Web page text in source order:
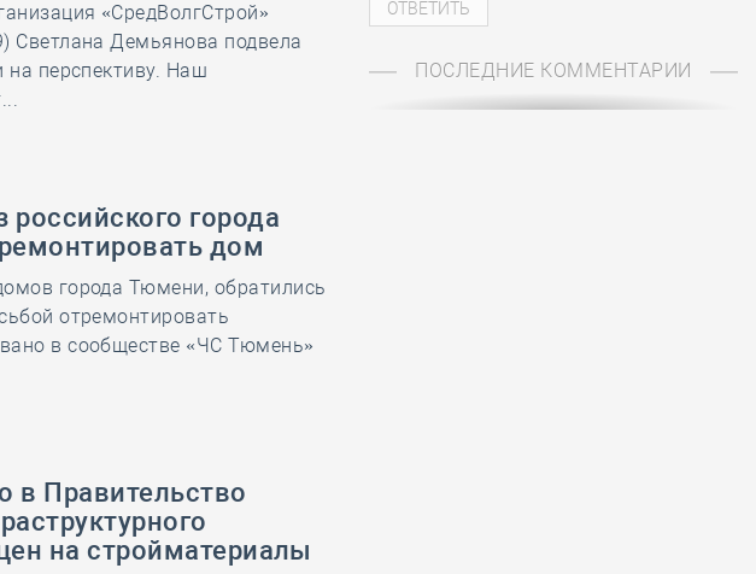
«СредВолгСтрой»
Светлана Демьянова подвела
на перспективу. Наш
города
дом
города Тюмени, обратились
отремонтировать
в сообществе «ЧС Тюмень»
в Правительство
на стройматериалы
ПОСЛЕДНИЕ КОММЕНТАРИИ